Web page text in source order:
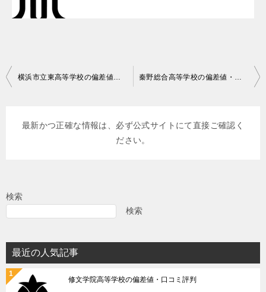
投
ョ
横浜市立東高等学校の偏差値・口コミ評判 秦野総合高等学校の偏差値・口コミ評判
最新かつ正確な情報は、必ず公式サイトにて直接ご確認く
ださい。
検索
検索
最近の人気記事
修文学院高等学校の偏差値・口コミ評判